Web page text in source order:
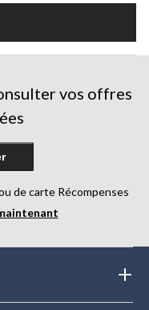
vos offres
de carte Récompenses